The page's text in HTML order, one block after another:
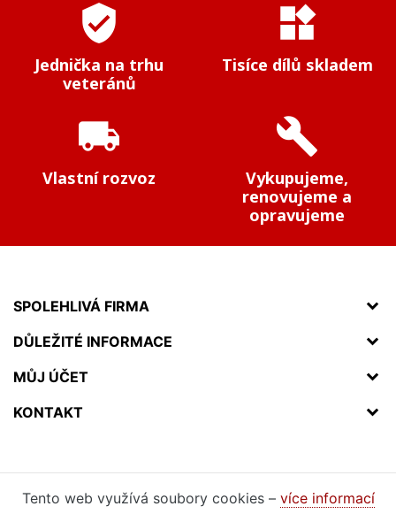
verified_user
Jednička na trhu
veteránů
widgets
Tisíce dílů skladem
local_shipping
Vlastní rozvoz
build
Vykupujeme,
renovujeme a
opravujeme
SPOLEHLIVÁ FIRMA
DŮLEŽITÉ INFORMACE
MŮJ ÚČET
KONTAKT
Tento web využívá soubory cookies – více informací